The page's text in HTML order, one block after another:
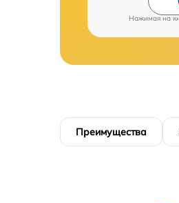
Нажимая на
Преимущества